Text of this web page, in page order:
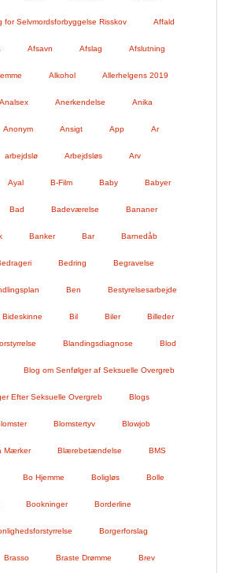
for Selvmordsforbyggelse Risskov Affald
Afsavn Afslag Afslutning
Alkohol Allerhelgens 2019
Analsex Anerkendelse Anika
Anonym Ansigt App Ar
arbejdslø Arbejdsløs Arv
Ayal B-Film Baby Babyer
Bad Badeværelse Bananer
Banker Bar Barnedåb
Bedring Begravelse
Ben Bestyrelsesarbejde
Bideskinne Bil Biler Billeder
Blandingsdiagnose Blod
Blog om Senfølger af Seksuelle Overgreb
Efter Seksuelle Overgreb Blogs
Blomstertyv Blowjob
Mærker Blærebetændelse BMS
Bo Hjemme Boligløs Bolle
Bookninger Borderline
Borgerforslag
Brasso Braste Drømme Brev